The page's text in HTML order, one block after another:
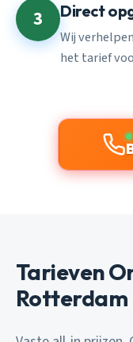
3 Direct
Wij
het tarief
Tarieven
Rotterdam